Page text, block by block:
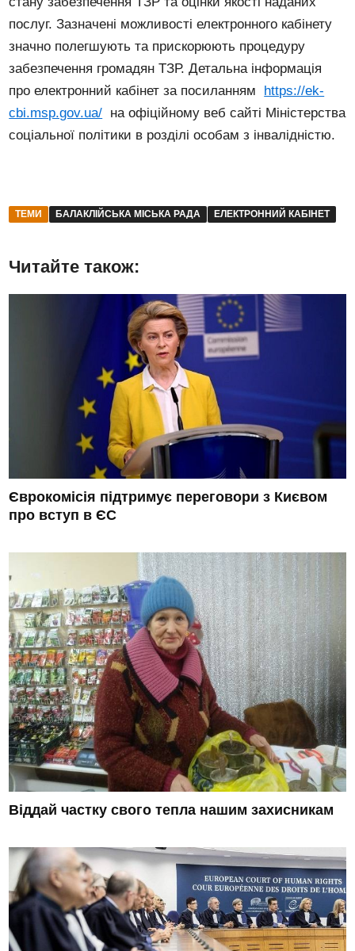
послуг. Зазначені можливості електронного кабінету
значно полегшують та прискорюють процедуру
забезпечення громадян ТЗР. Детальна інформація
про електронний кабінет за посиланням https://ek-
cbi.msp.gov.ua/ на офіційному веб сайті Міністерства
соціальної політики в розділі особам з інвалідністю.
ТЕМИ БАЛАКЛІЙСЬКА МІСЬКА РАДА ЕЛЕКТРОННИЙ КАБІНЕТ
Читайте також:
Єврокомісія підтримує переговори з Києвом
про вступ в ЄС
Віддай частку свого тепла нашим захисникам